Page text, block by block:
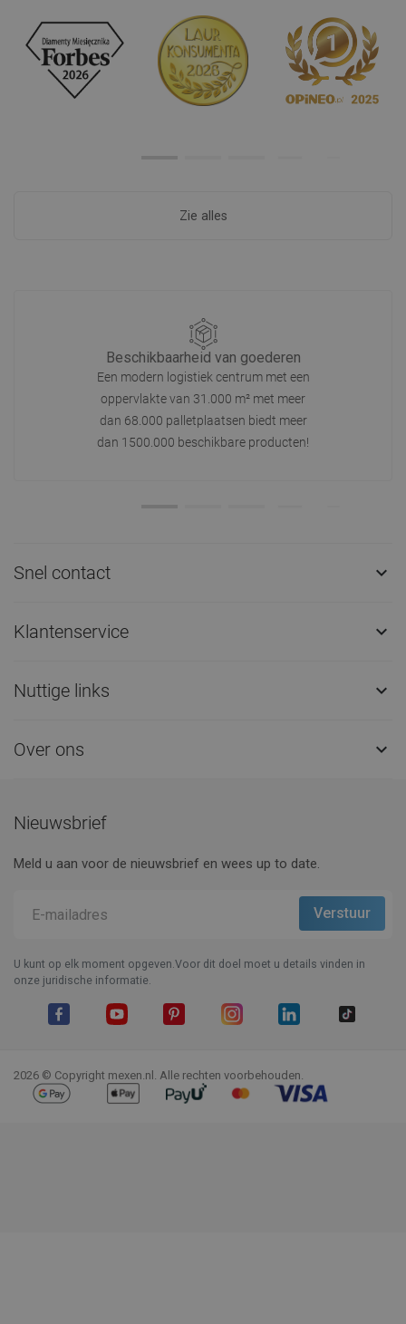
Zie alles
Beschikbaarheid van goederen
Een modern logistiek centrum met een
oppervlakte van 31.000 m² met meer
dan 68.000 palletplaatsen biedt meer
dan 1500.000 beschikbare producten!
Snel contact 
Klantenservice 
Nuttige links 
Over ons 
Nieuwsbrief
Meld u aan voor de nieuwsbrief en wees up to date.
U kunt op elk moment opgeven.Voor dit doel moet u details vinden in
onze juridische informatie.
2026 © Copyright mexen.nl. Alle rechten voorbehouden.